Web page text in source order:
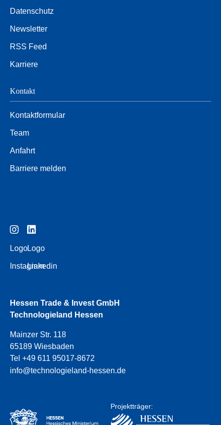
Datenschutz
Newsletter
RSS Feed
Karriere
Kontakt
Kontaktformular
Team
Anfahrt
Barriere melden
Logo
Instagram
Logo
Linkedin
Hessen Trade & Invest GmbH
Technologieland Hessen
Mainzer Str. 118
65189 Wiesbaden
Tel +49 611 95017-8672
info@technologieland-hessen.de
Projektträger: